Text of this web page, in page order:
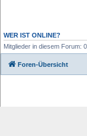
WER IST ONLINE?
Mitglieder in diesem Forum:
Foren-Übersicht